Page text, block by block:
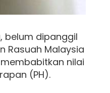
belum dipanggil
Rasuah Malaysia
membabitkan nilai
(PH).